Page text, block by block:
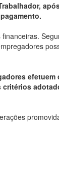
critérios